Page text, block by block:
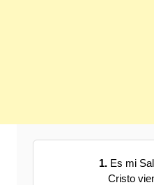
1.Es mi
Cristo